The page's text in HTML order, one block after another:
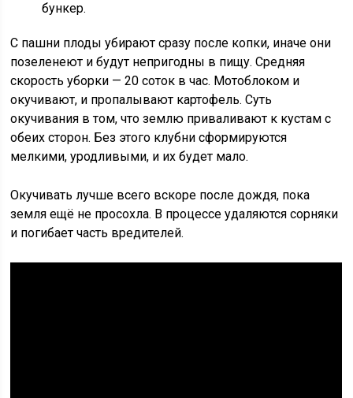
бункер.
С пашни плоды убирают сразу после копки, иначе они
позеленеют и будут непригодны в пищу. Средняя
скорость уборки — 20 соток в час. Мотоблоком и
окучивают, и пропалывают картофель. Суть
окучивания в том, что землю приваливают к кустам с
обеих сторон. Без этого клубни сформируются
мелкими, уродливыми, и их будет мало.
Окучивать лучше всего вскоре после дождя, пока
земля ещё не просохла. В процессе удаляются сорняки
и погибает часть вредителей.